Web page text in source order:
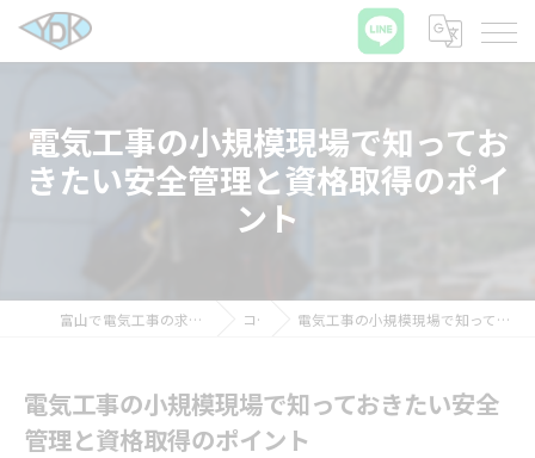
電気工事の小規模現場で知ってお
きたい安全管理と資格取得のポイ
ント
富山で電気工事の求人ならワイディケイ株式会社 コラム 電気工事の小規模現場で知っておきたい安全管理と資格取得のポイント
電気工事の小規模現場で知っておきたい安全
管理と資格取得のポイント